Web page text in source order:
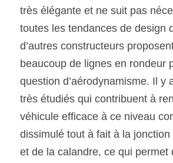
très élégante et ne suit pas
toutes les tendances de design
d’autres constructeurs
beaucoup de lignes en rondeur
question d’aérodynamisme. Il y
très étudiés qui contribuent à
véhicule efficace à ce niveau
dissimulé tout à fait à la
et de la calandre, ce qui permet